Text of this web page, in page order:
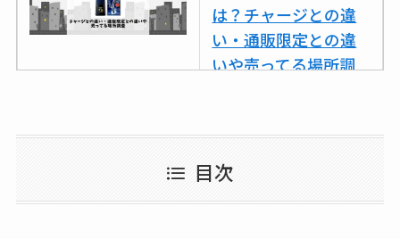
も調査
クランベリージュー
は？おすすめや効果
は？チャージとの違
い・通販限定との違
いや売ってる場所調
ココネシャンプー詰
てる？ドンキ・ロフ
トなど販売店や安い
目次